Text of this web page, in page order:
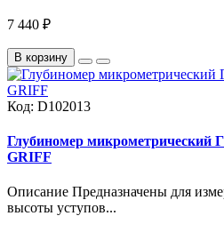
7 440 ₽
В корзину
Код: D102013
Глубиномер микрометрический
GRIFF
Описание Предназначены для
высоты уступов...